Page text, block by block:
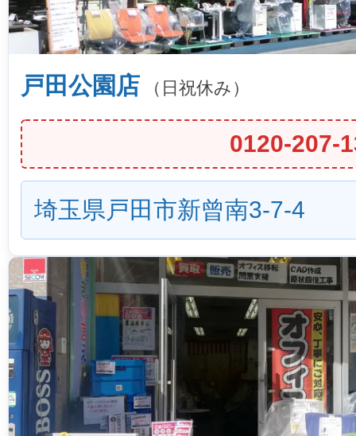
戸田公園店 （日祝休み）
0120-207-
埼玉県戸田市新曾南3-7-4